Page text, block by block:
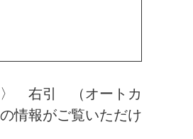
右引 （オートカ
情報がご覧いただけ